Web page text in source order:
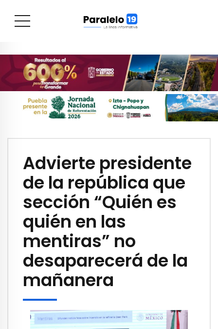
Advierte presidente
de la república que
sección “Quién es
quién en las
mentiras” no
desaparecerá de la
mañanera